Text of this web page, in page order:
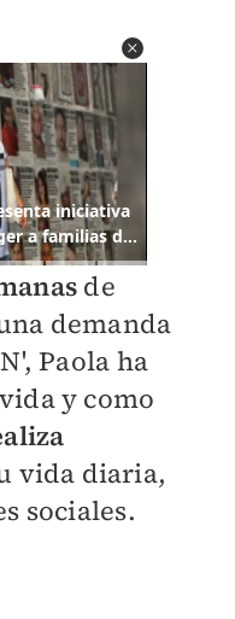
de
demanda
Paola ha
y como
vida diaria,
sociales.